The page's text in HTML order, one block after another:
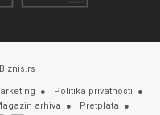
Politika privatnosti
arhiva Pretplata